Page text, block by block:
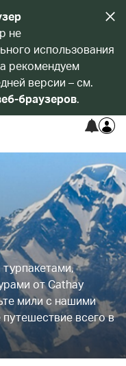
не
использования
рекомендуем
версии – см.
браузеров.
от Cathay
мили с нашими
всего в